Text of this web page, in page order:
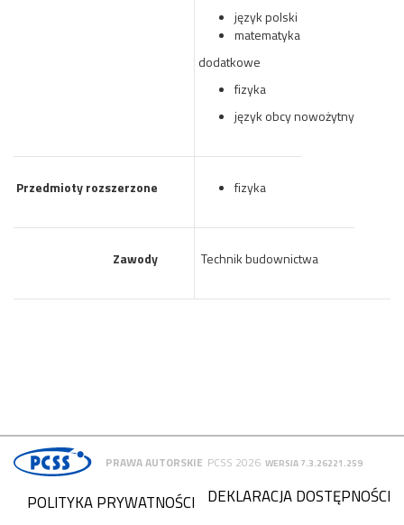
język polski
matematyka
dodatkowe
fizyka
język obcy nowożytny
Przedmioty rozszerzone fizyka
Zawody Technik budownictwa
PRAWA AUTORSKIE PCSS 2026 WERSJA 7.3.26221.259
DEKLARACJA DOSTĘPNOŚCI
POLITYKA PRYWATNOŚCI